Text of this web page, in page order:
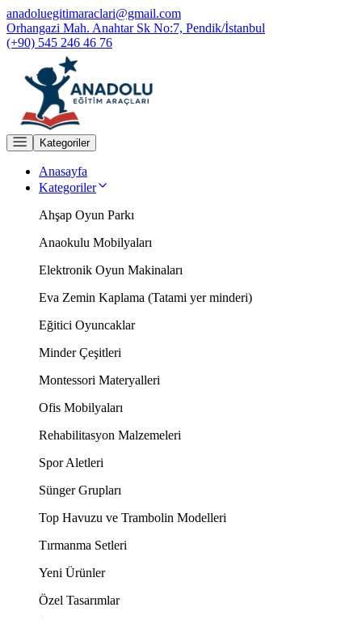
anadoluegitimaraclari@gmail.com
Orhangazi Mah. Anahtar Sk No:7, Pendik/İstanbul
(+90) 545 246 46 76
Kategoriler
Anasayfa
Kategoriler
Ahşap Oyun Parkı
Anaokulu Mobilyaları
Elektronik Oyun Makinaları
Eva Zemin Kaplama (Tatami yer minderi)
Eğitici Oyuncaklar
Minder Çeşitleri
Montessori Materyalleri
Ofis Mobilyaları
Rehabilitasyon Malzemeleri
Spor Aletleri
Sünger Grupları
Top Havuzu ve Trambolin Modelleri
Tırmanma Setleri
Yeni Ürünler
Özel Tasarımlar